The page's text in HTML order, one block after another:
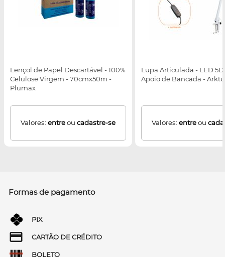
Lençol de Papel Descartável - 100%
Celulose Virgem - 70cmx50m -
Plumax
Valores: entreou cadastre-se
Lupa Articulada - LED
Apoio de Bancada -
Valores: entreou
Formas de pagamento
PIX
CARTÃO DE CRÉDITO
BOLETO